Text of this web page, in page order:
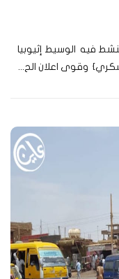
الذي ينشط فيه الوسيط إثيوبيا
وقوى اعلان الح...